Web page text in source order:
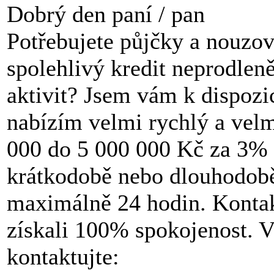
Dobrý den paní / pan
Potřebujete půjčky a
spolehlivý kredit
aktivit? Jsem vám k
nabízím velmi rychlý a
000 do 5 000 000 Kč za
krátkodobě nebo
maximálně 24 hodin.
získali 100% spokojenost.
kontaktujte: